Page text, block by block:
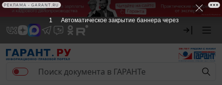
1 Автоматическое закрытие баннера через
РЕКЛАМА • GARANT.RU